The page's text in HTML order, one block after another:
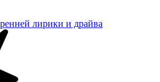
лирики и драйва